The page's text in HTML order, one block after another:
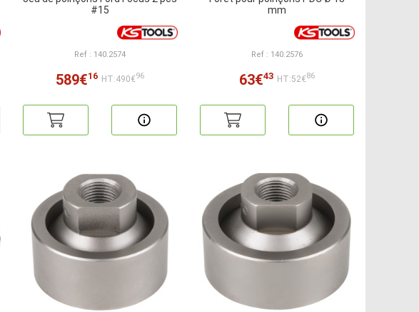
#15
Ref : 140.2574
589€16 HT:490€96
mm
Ref : 140.2576
63€43 HT:52€86